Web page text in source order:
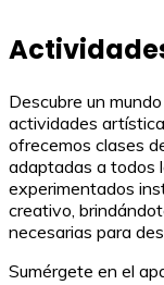
Descubre un
actividades
ofrecemos clases
adaptadas a todos
experimentados
creativo,
necesarias para
Sumérgete en el